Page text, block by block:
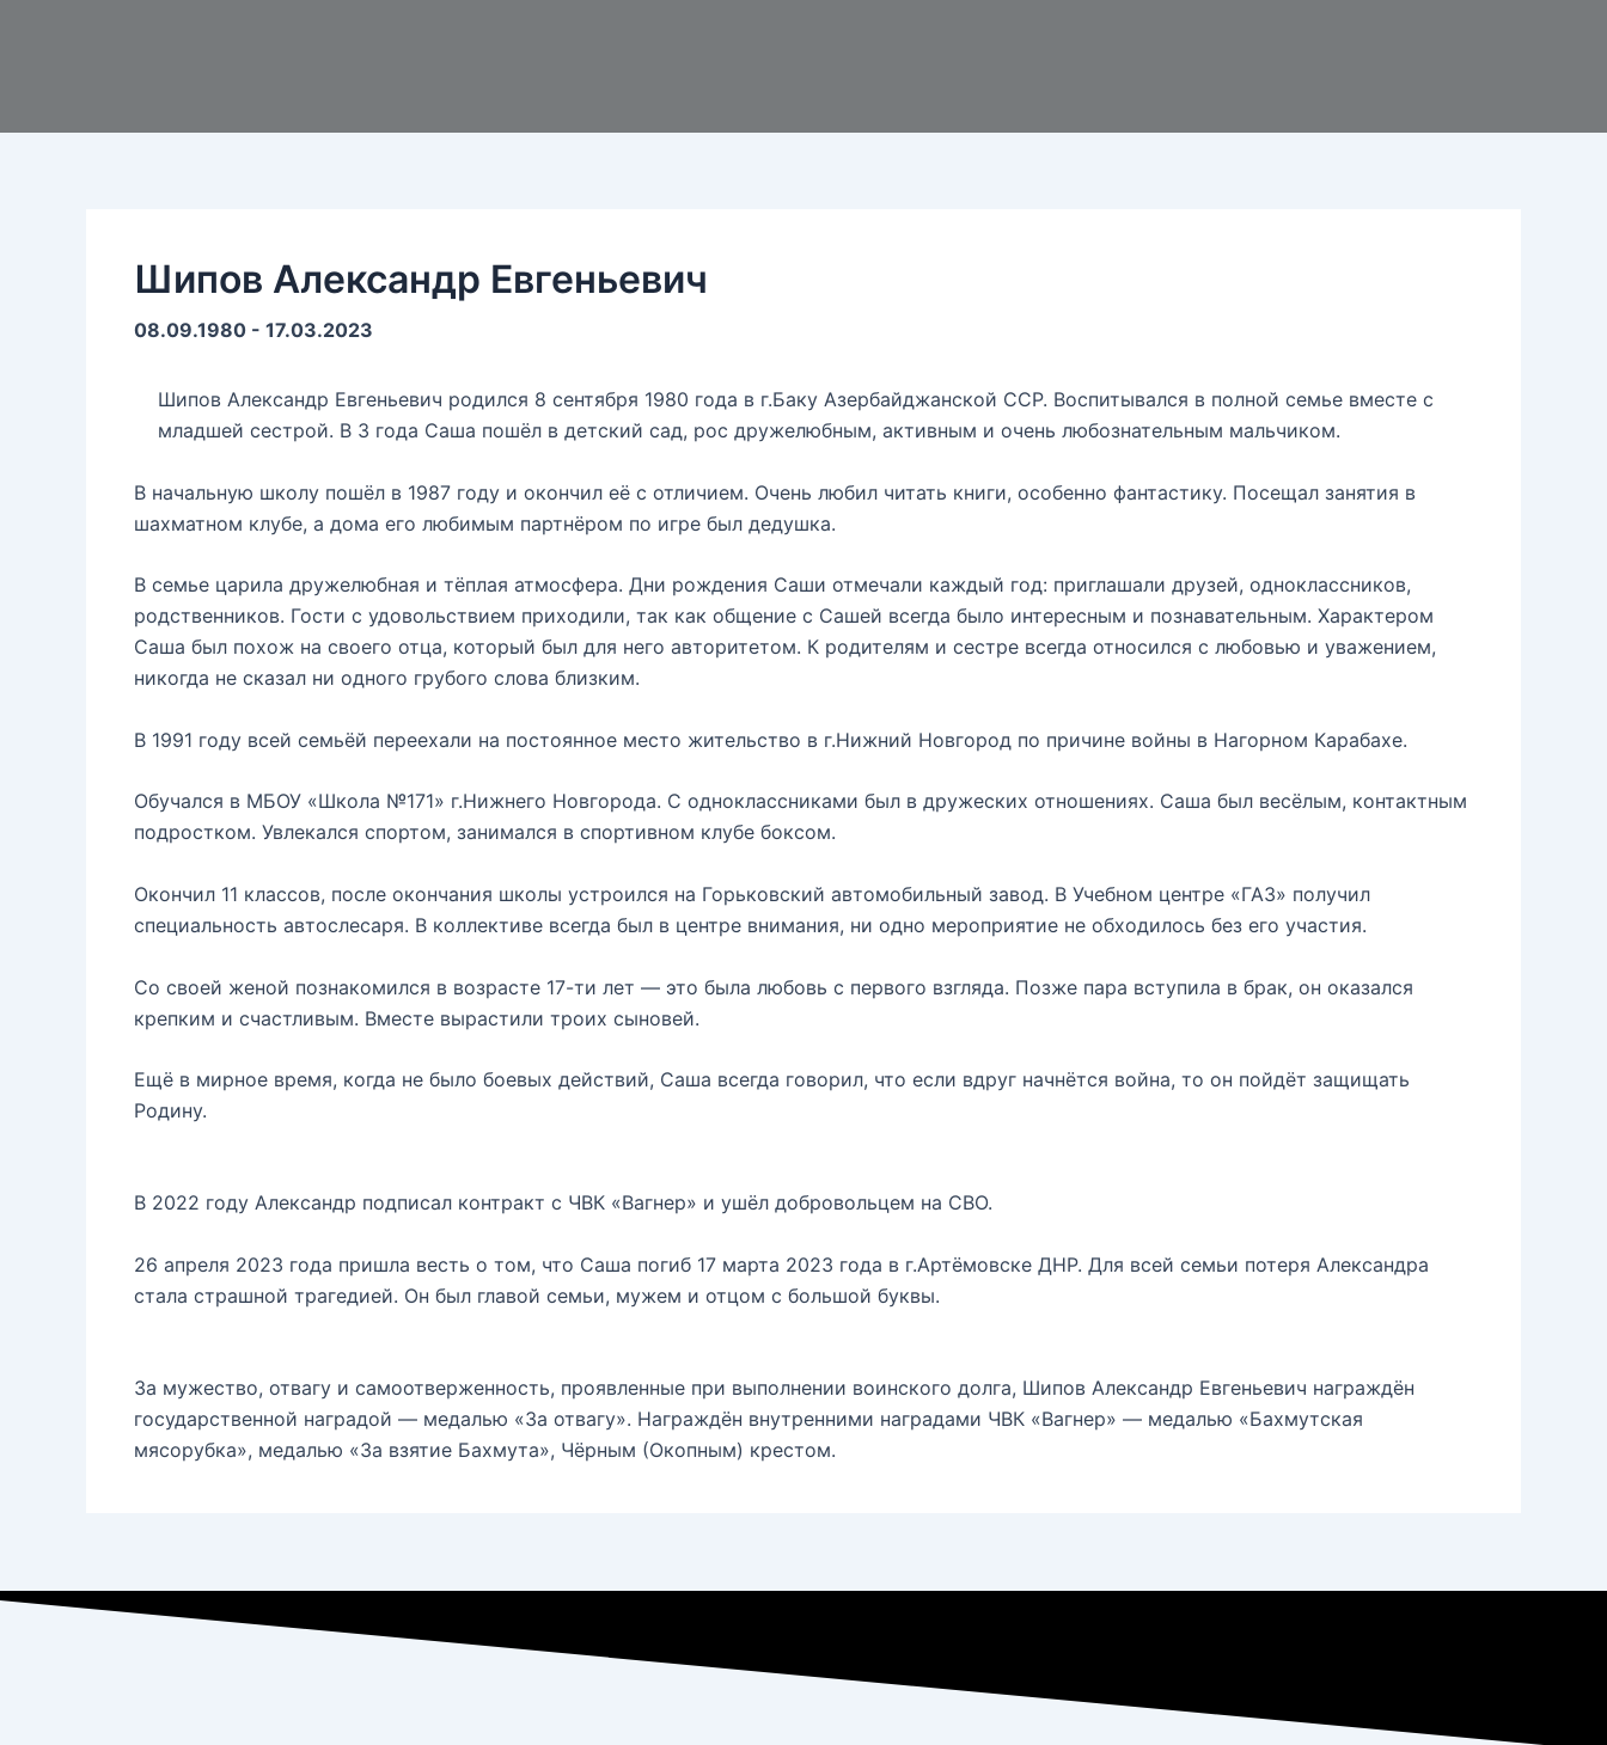
Шипов Александр Евгеньевич
08.09.1980 - 17.03.2023
Шипов Александр Евгеньевич родился 8 сентября 1980 года в г.Баку Азербайджанской ССР. Воспитывался в полной семье вместе с
младшей сестрой. В 3 года Саша пошёл в детский сад, рос дружелюбным, активным и очень любознательным мальчиком.
В начальную школу пошёл в 1987 году и окончил её с отличием. Очень любил читать книги, особенно фантастику. Посещал занятия в
шахматном клубе, а дома его любимым партнёром по игре был дедушка.
В семье царила дружелюбная и тёплая атмосфера. Дни рождения Саши отмечали каждый год: приглашали друзей, одноклассников,
родственников. Гости с удовольствием приходили, так как общение с Сашей всегда было интересным и познавательным. Характером
Саша был похож на своего отца, который был для него авторитетом. К родителям и сестре всегда относился с любовью и уважением,
никогда не сказал ни одного грубого слова близким.
В 1991 году всей семьёй переехали на постоянное место жительство в г.Нижний Новгород по причине войны в Нагорном Карабахе.
Обучался в МБОУ «Школа №171» г.Нижнего Новгорода. С одноклассниками был в дружеских отношениях. Саша был весёлым, контактным
подростком. Увлекался спортом, занимался в спортивном клубе боксом.
Окончил 11 классов, после окончания школы устроился на Горьковский автомобильный завод. В Учебном центре «ГАЗ» получил
специальность автослесаря. В коллективе всегда был в центре внимания, ни одно мероприятие не обходилось без его участия.
Со своей женой познакомился в возрасте 17-ти лет — это была любовь с первого взгляда. Позже пара вступила в брак, он оказался
крепким и счастливым. Вместе вырастили троих сыновей.
Ещё в мирное время, когда не было боевых действий, Саша всегда говорил, что если вдруг начнётся война, то он пойдёт защищать
Родину.
В 2022 году Александр подписал контракт с ЧВК «Вагнер» и ушёл добровольцем на СВО.
26 апреля 2023 года пришла весть о том, что Саша погиб 17 марта 2023 года в г.Артёмовске ДНР. Для всей семьи потеря Александра
стала страшной трагедией. Он был главой семьи, мужем и отцом с большой буквы.
За мужество, отвагу и самоотверженность, проявленные при выполнении воинского долга, Шипов Александр Евгеньевич награждён
государственной наградой — медалью «За отвагу». Награждён внутренними наградами ЧВК «Вагнер» — медалью «Бахмутская
мясорубка», медалью «За взятие Бахмута», Чёрным (Окопным) крестом.